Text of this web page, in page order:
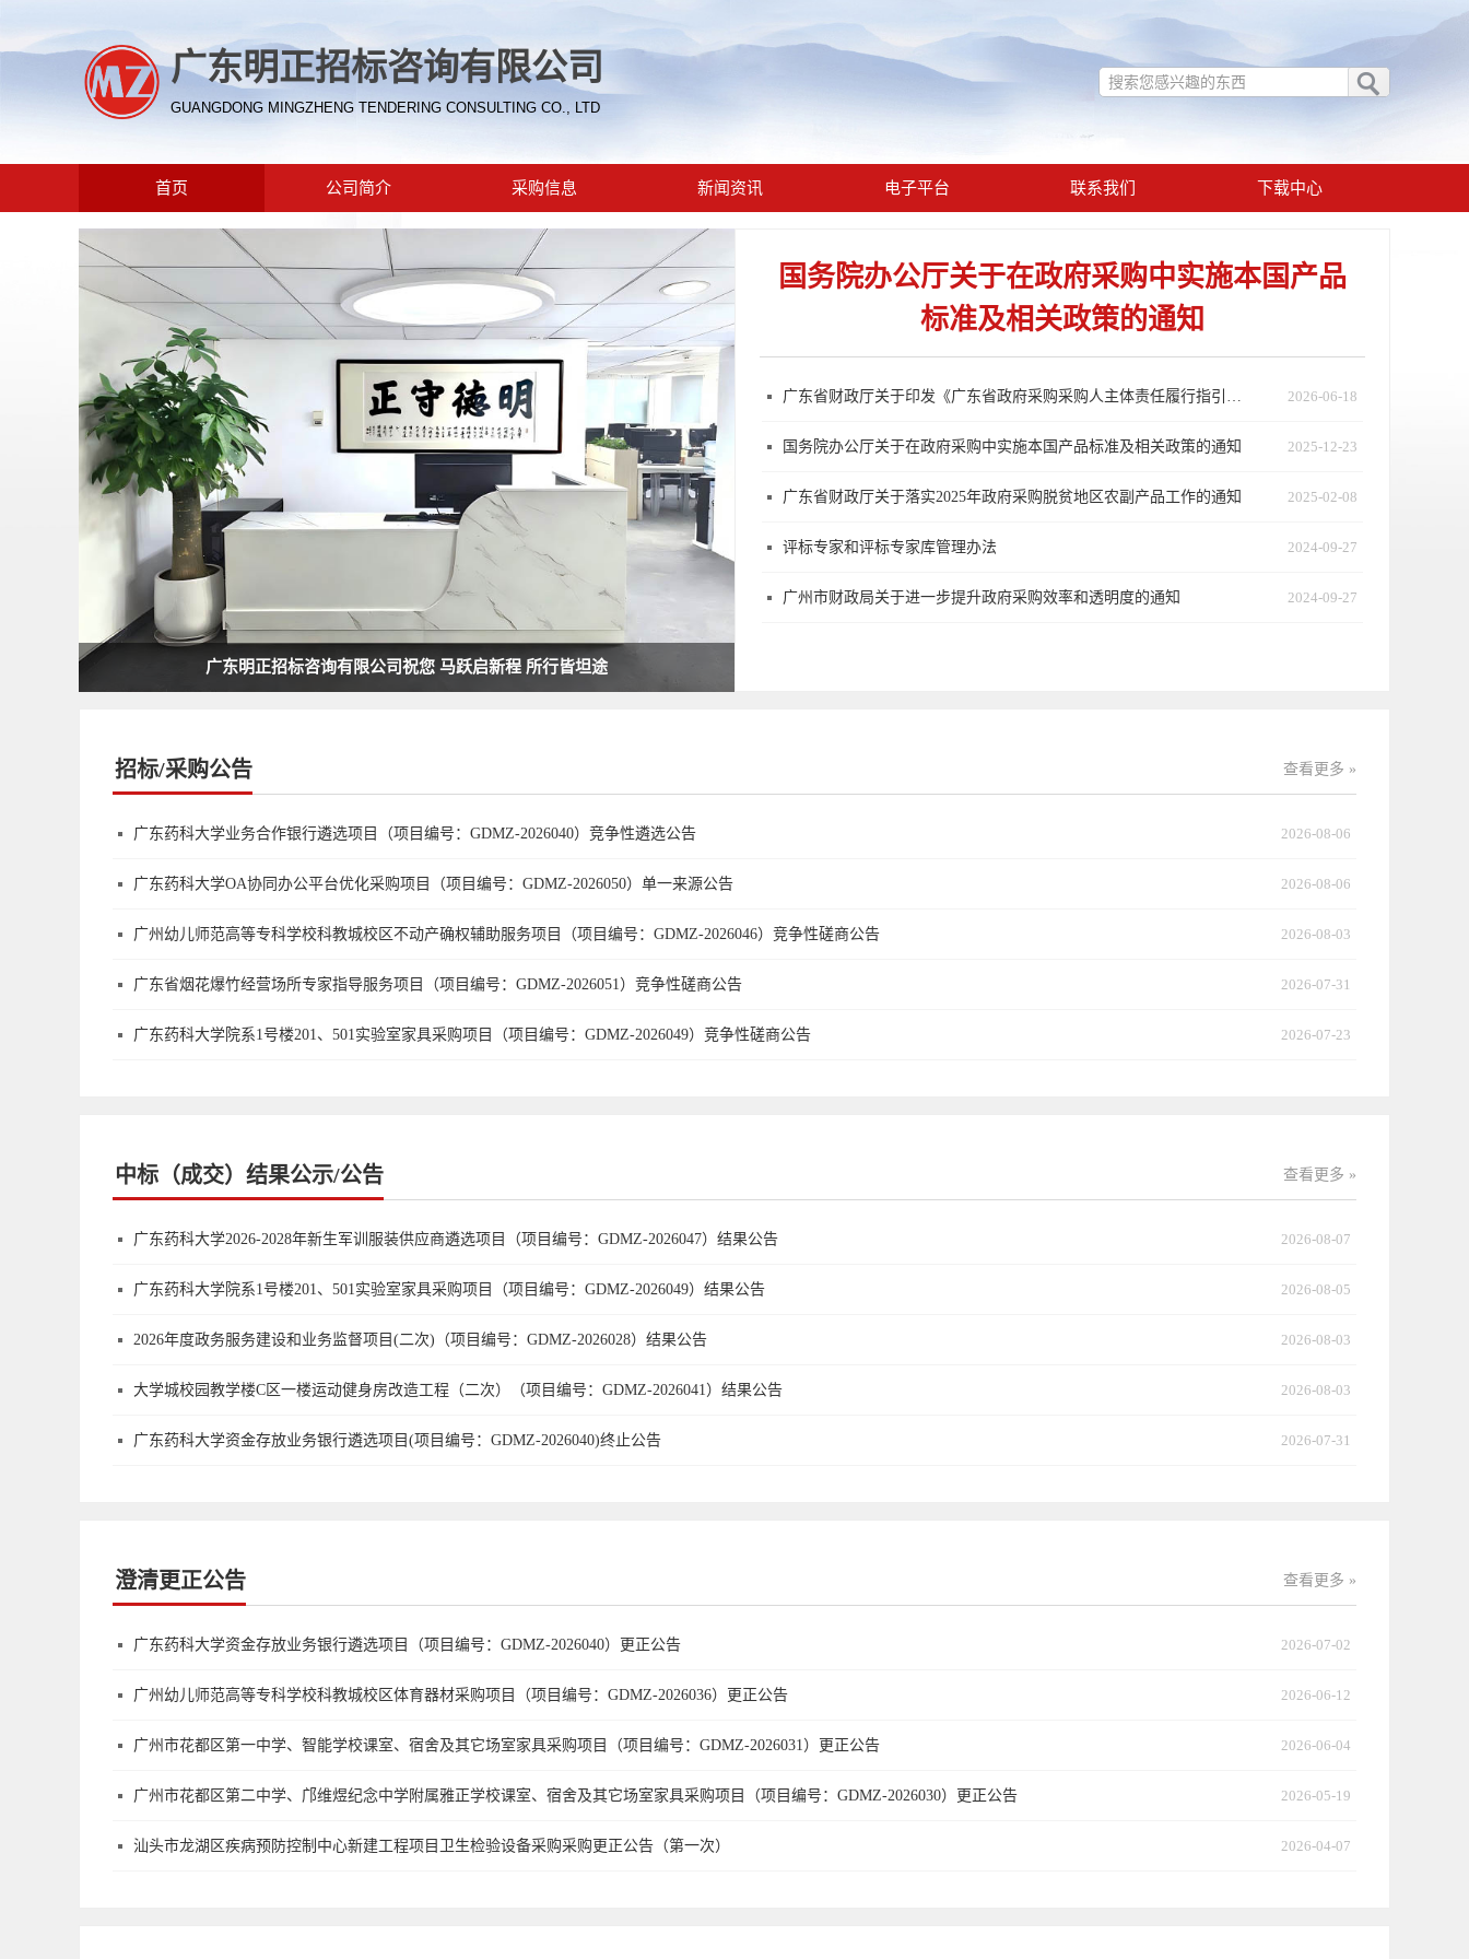
广东明正招标咨询有限公司
GUANGDONG MINGZHENG TENDERING CONSULTING CO., LTD
首页 公司简介 采购信息 新闻资讯 电子平台 联系我们 下载中心
广东明正招标咨询有限公司祝您 马跃启新程 所行皆坦途
国务院办公厅关于在政府采购中实施本国产品
标准及相关政策的通知
广东省财政厅关于印发《广东省政府采购采购人主体责任履行指引》的通知 2026-06-18
国务院办公厅关于在政府采购中实施本国产品标准及相关政策的通知 2025-12-23
广东省财政厅关于落实2025年政府采购脱贫地区农副产品工作的通知 2025-02-08
评标专家和评标专家库管理办法 2024-09-27
广州市财政局关于进一步提升政府采购效率和透明度的通知 2024-09-27
招标/采购公告 查看更多 »
广东药科大学业务合作银行遴选项目（项目编号：GDMZ-2026040）竞争性遴选公告 2026-08-06
广东药科大学OA协同办公平台优化采购项目（项目编号：GDMZ-2026050）单一来源公告 2026-08-06
广州幼儿师范高等专科学校科教城校区不动产确权辅助服务项目（项目编号：GDMZ-2026046）竞争性磋商公告 2026-08-03
广东省烟花爆竹经营场所专家指导服务项目（项目编号：GDMZ-2026051）竞争性磋商公告 2026-07-31
广东药科大学院系1号楼201、501实验室家具采购项目（项目编号：GDMZ-2026049）竞争性磋商公告 2026-07-23
中标（成交）结果公示/公告 查看更多 »
广东药科大学2026-2028年新生军训服装供应商遴选项目（项目编号：GDMZ-2026047）结果公告 2026-08-07
广东药科大学院系1号楼201、501实验室家具采购项目（项目编号：GDMZ-2026049）结果公告 2026-08-05
2026年度政务服务建设和业务监督项目(二次)（项目编号：GDMZ-2026028）结果公告 2026-08-03
大学城校园教学楼C区一楼运动健身房改造工程（二次）（项目编号：GDMZ-2026041）结果公告 2026-08-03
广东药科大学资金存放业务银行遴选项目(项目编号：GDMZ-2026040)终止公告 2026-07-31
澄清更正公告 查看更多 »
广东药科大学资金存放业务银行遴选项目（项目编号：GDMZ-2026040）更正公告 2026-07-02
广州幼儿师范高等专科学校科教城校区体育器材采购项目（项目编号：GDMZ-2026036）更正公告 2026-06-12
广州市花都区第一中学、智能学校课室、宿舍及其它场室家具采购项目（项目编号：GDMZ-2026031）更正公告 2026-06-04
广州市花都区第二中学‌、邝维煜纪念中学附属雅正学校课室、宿舍及其它场室家具采购项目（项目编号：GDMZ-2026030）更正公告 2026-05-19
汕头市龙湖区疾病预防控制中心新建工程项目卫生检验设备采购采购更正公告（第一次） 2026-04-07